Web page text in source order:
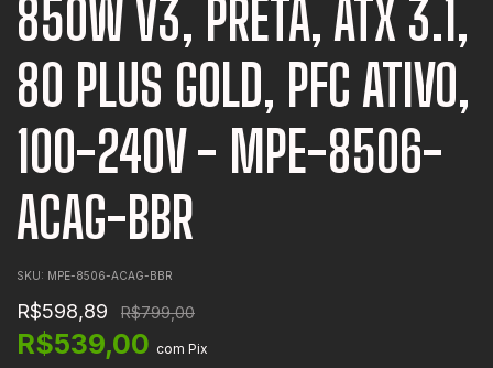
850W V3, PRETA, ATX 3.1,
80 PLUS GOLD, PFC ATIVO,
100-240V - MPE-8506-
ACAG-BBR
SKU: MPE-8506-ACAG-BBR
R$598,89 R$799,00
R$539,00 com Pix